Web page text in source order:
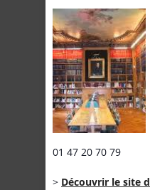
01 47 20 70 79
> Découvrir le site